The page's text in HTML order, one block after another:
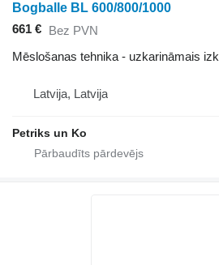
Bogballe BL 600/800/1000
661 € Bez PVN
Mēslošanas tehnika - uzkarināmais
Latvija, Latvija
Petriks un Ko